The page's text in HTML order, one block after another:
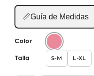
📏Guía de Medidas
Color
Talla S-M L-XL